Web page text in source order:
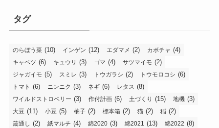
タグ
のらぼう菜 (10) インゲン (12) エダマメ (2) カボチャ (4)
キャベツ (6) キュウリ (3) ゴマ (4) サツマイモ (2)
ジャガイモ (5) スミレ (3) トウガラシ (2) トウモロコシ (6)
トマト (6) ニンニク (3) ネギ (6) レタス (8)
ワイルドストロベリー (3) 作付計画 (6) 土づくり (15) 地機 (3)
大豆 (11) 小豆 (5) 柚子 (2) 標本箱 (2) 猫 (2) 稲 (2)
筬通し (2) 紙マルチ (4) 綿2020 (3) 綿2021 (13) 綿2022 (8)